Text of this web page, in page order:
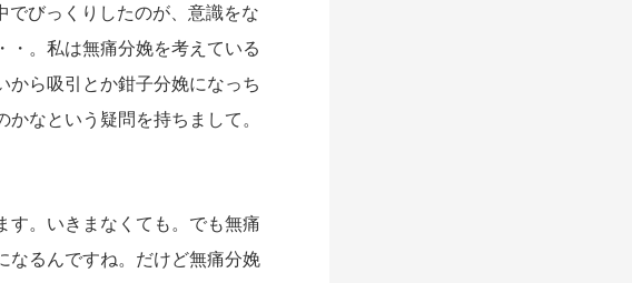
びっくりしたのが、意識をな
・。私は無痛分娩を考えている
から吸引とか鉗子分娩になっち
なという疑問を持ちまして。
。いきまなくても。でも無痛
なるんですね。だけど無痛分娩